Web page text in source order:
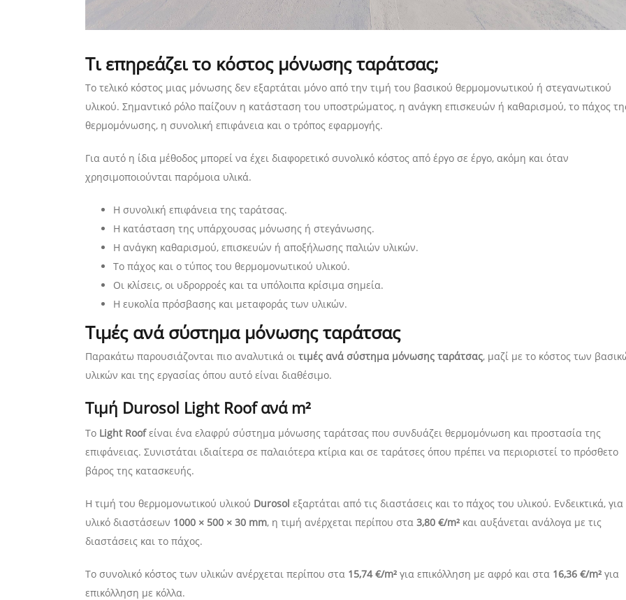
Τι επηρεάζει το κόστος μόνωσης ταράτσας;
Το τελικό κόστος μιας μόνωσης δεν εξαρτάται μόνο από την τιμή του βασικού θερμομονωτικού ή στεγανωτικού
υλικού. Σημαντικό ρόλο παίζουν η κατάσταση του υποστρώματος, η ανάγκη επισκευών ή καθαρισμού, το πάχος
θερμομόνωσης, η συνολική επιφάνεια και ο τρόπος εφαρμογής.
Για αυτό η ίδια μέθοδος μπορεί να έχει διαφορετικό συνολικό κόστος από έργο σε έργο, ακόμη και όταν
χρησιμοποιούνται παρόμοια υλικά.
Η συνολική επιφάνεια της ταράτσας.
Η κατάσταση της υπάρχουσας μόνωσης ή στεγάνωσης.
Η ανάγκη καθαρισμού, επισκευών ή αποξήλωσης παλιών υλικών.
Το πάχος και ο τύπος του θερμομονωτικού υλικού.
Οι κλίσεις, οι υδρορροές και τα υπόλοιπα κρίσιμα σημεία.
Η ευκολία πρόσβασης και μεταφοράς των υλικών.
Τιμές ανά σύστημα μόνωσης ταράτσας
Παρακάτω παρουσιάζονται πιο αναλυτικά οι τιμές ανά σύστημα μόνωσης ταράτσας, μαζί με το κόστος των
υλικών και της εργασίας όπου αυτό είναι διαθέσιμο.
Τιμή Durosol Light Roof ανά m²
Το Light Roofείναι ένα ελαφρύ σύστημα μόνωσης ταράτσας που συνδυάζει θερμομόνωση και προστασία της
επιφάνειας. Συνιστάται ιδιαίτερα σε παλαιότερα κτίρια και σε ταράτσες όπου πρέπει να περιοριστεί το πρόσθετο
βάρος της κατασκευής.
Η τιμή του θερμομονωτικού υλικού Durosol εξαρτάται από τις διαστάσεις και το πάχος του υλικού. Ενδεικτικά, για
υλικό διαστάσεων 1000 × 500 × 30 mm, η τιμή ανέρχεται περίπου στα 3,80 €/m² και αυξάνεται ανάλογα με τις
διαστάσεις και το πάχος.
Το συνολικό κόστος των υλικών ανέρχεται περίπου στα 15,74 €/m² για επικόλληση με αφρό και στα 16,36 €/m² για
επικόλληση με κόλλα.